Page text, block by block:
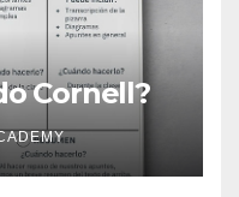
Cornell?